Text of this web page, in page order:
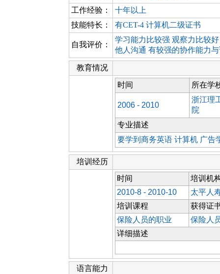
工作经验：
十年以上
技能特长：
有CET-4 计算机二级证书
自我评价：
学习能力比较强 观察力比较
他人沟通 有较强的协作能力
教育情况
时间 所在学
2006 - 2010
浙江理
院
专业描述
要学到商务英语 计算机 广告
培训经历
时间
培训机
2010-8 - 2010-10
太平人
培训课程
获得证
保险人员的职业
保险人
详细描述
语言能力